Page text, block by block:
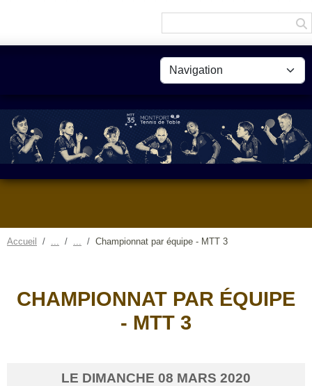
Accueil Championnat par équipe - MTT 3
CHAMPIONNAT PAR ÉQUIPE
- MTT 3
LE DIMANCHE 08 MARS 2020